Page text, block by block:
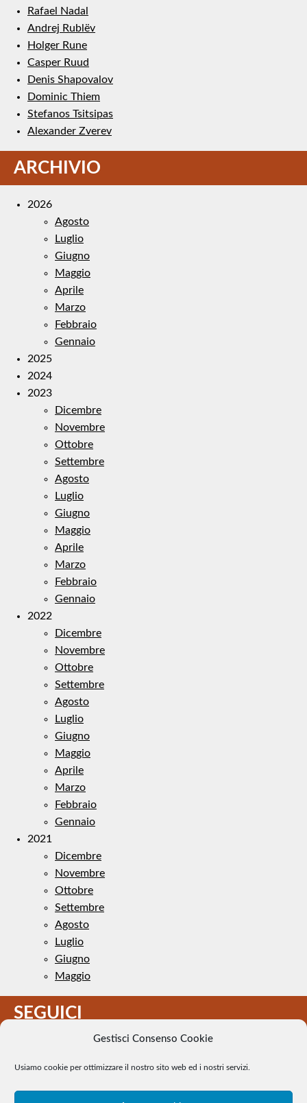
Gestisci Consenso Cookie
Usiamo cookie per ottimizzare il nostro sito web ed i nostri servizi.
Rafael Nadal
Andrej Rublëv
Holger Rune
Casper Ruud
Denis Shapovalov
Dominic Thiem
Stefanos Tsitsipas
Alexander Zverev
ARCHIVIO
2026
Agosto
Luglio
Giugno
Maggio
Aprile
Marzo
Febbraio
Gennaio
2025
2024
2023
Dicembre
Novembre
Ottobre
Settembre
Agosto
Luglio
Giugno
Maggio
Aprile
Marzo
Febbraio
Gennaio
2022
Dicembre
Novembre
Ottobre
Settembre
Agosto
Luglio
Giugno
Maggio
Aprile
Marzo
Febbraio
Gennaio
2021
Dicembre
Novembre
Ottobre
Settembre
Agosto
Luglio
Giugno
Maggio
SEGUICI